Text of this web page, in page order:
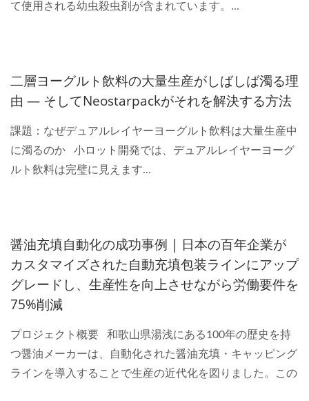
て使用される幼虫殺虫剤が含まれています。...
二層ヨーグルト飲料の大量生産がしばしば濁る理
由 — そしてNeostarpackがそれを解決する方法
課題：なぜデュアルレイヤーヨーグルト飲料は大量生産中
に濁るのか 小ロット開発では、デュアルレイヤーヨーグ
ルト飲料は完璧に見えます...
醤油充填自動化の成功事例 | 日本の百年企業が
カスタマイズされた自動充填包装ラインにアップ
グレードし、生産性を向上させながら労働要件を
75%削減
プロジェクト概要 和歌山県湯浅にある100年の歴史を持
つ醤油メーカーは、自動化された醤油充填・キャッピング
ラインを導入することで生産の近代化を図りました。この